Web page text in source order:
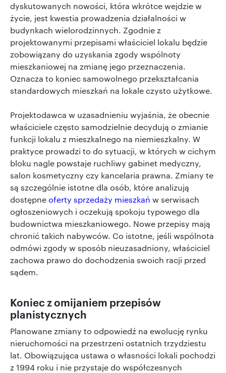
dyskutowanych nowości, która wkrótce wejdzie w
życie, jest kwestia prowadzenia działalności w
budynkach wielorodzinnych. Zgodnie z
projektowanymi przepisami właściciel lokalu będzie
zobowiązany do uzyskania zgody wspólnoty
mieszkaniowej na zmianę jego przeznaczenia.
Oznacza to koniec samowolnego przekształcania
standardowych mieszkań na lokale czysto użytkowe.
Projektodawca w uzasadnieniu wyjaśnia, że obecnie
właściciele często samodzielnie decydują o zmianie
funkcji lokalu z mieszkalnego na niemieszkalny. W
praktyce prowadzi to do sytuacji, w których w cichym
bloku nagle powstaje ruchliwy gabinet medyczny,
salon kosmetyczny czy kancelaria prawna. Zmiany te
są szczególnie istotne dla osób, które analizują
dostępneoferty sprzedaży mieszkań w serwisach
ogłoszeniowych i oczekują spokoju typowego dla
budownictwa mieszkaniowego. Nowe przepisy mają
chronić takich nabywców. Co istotne, jeśli wspólnota
odmówi zgody w sposób nieuzasadniony, właściciel
zachowa prawo do dochodzenia swoich racji przed
sądem.
Koniec z omijaniem przepisów
planistycznych
Planowane zmiany to odpowiedź na ewolucję rynku
nieruchomości na przestrzeni ostatnich trzydziestu
lat. Obowiązująca ustawa o własności lokali pochodzi
z 1994 roku i nie przystaje do współczesnych